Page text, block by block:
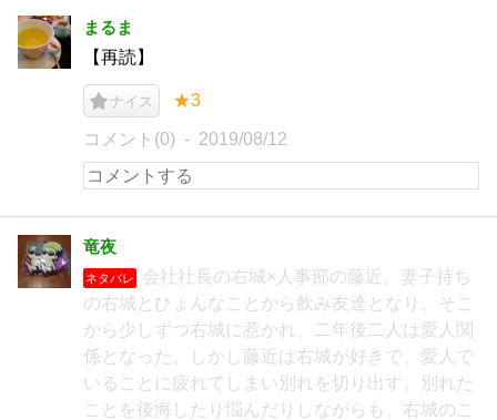
まるま
【再読】
ナイス ★3
コメント(0) 2019/08/12
竜夜
ネタバレ
会社社長の右城×人事部の藤近。妻子持ち
の右城とひょんなことから飲み友達となり、そこ
から少しずつ右城に惹かれ、二年後二人は愛人関
係となった。しかし藤近は右城が好きで、愛人で
いることに疲れてしまい別れを切り出す。別れた
ことを後悔したり悩んだりしながらも、右城のこ